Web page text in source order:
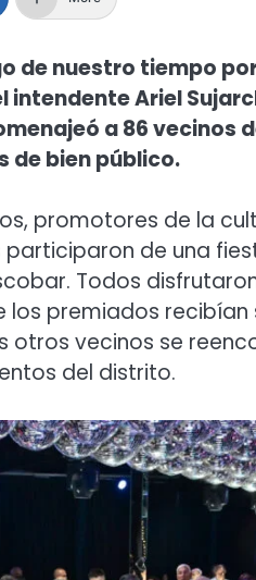
de nuestro tiempo
Ariel
a 86
de bien público.
promotores de la
de una
Todos
premiados
otros vecinos se
del distrito.